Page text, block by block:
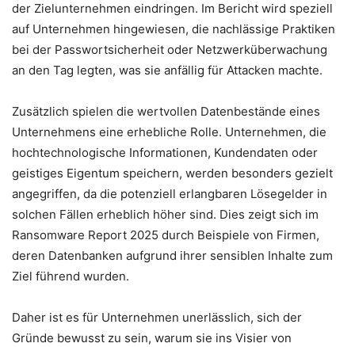
der Zielunternehmen eindringen. Im Bericht wird speziell
auf Unternehmen hingewiesen, die nachlässige Praktiken
bei der Passwortsicherheit oder Netzwerküberwachung
an den Tag legten, was sie anfällig für Attacken machte.
Zusätzlich spielen die wertvollen Datenbestände eines
Unternehmens eine erhebliche Rolle. Unternehmen, die
hochtechnologische Informationen, Kundendaten oder
geistiges Eigentum speichern, werden besonders gezielt
angegriffen, da die potenziell erlangbaren Lösegelder in
solchen Fällen erheblich höher sind. Dies zeigt sich im
Ransomware Report 2025 durch Beispiele von Firmen,
deren Datenbanken aufgrund ihrer sensiblen Inhalte zum
Ziel führend wurden.
Daher ist es für Unternehmen unerlässlich, sich der
Gründe bewusst zu sein, warum sie ins Visier von